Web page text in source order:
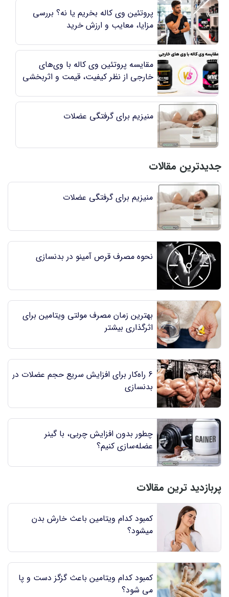
پروتئین وی کاله بخریم یا نه؟ بررسی
مزایا، معایب و ارزش خرید
مقایسه پروتئین وی کاله با وی‌های
خارجی از نظر کیفیت، قیمت و اثربخشی
منیزیم برای گرفتگی عضلات
جدیدترین مقالات
منیزیم برای گرفتگی عضلات
نحوه مصرف قرص آمینو در بدنسازی
بهترین زمان مصرف مولتی ویتامین برای
اثرگذاری بیشتر
6 راه‌کار برای افزایش سریع حجم عضلات در
بدنسازی
چطور بدون افزایش چربی، با گینر
عضله‌سازی کنیم؟
پربازدید ترین مقالات
کمبود کدام ویتامین باعث خارش بدن
میشود؟
کمبود کدام ویتامین باعث گزگز دست و پا
می شود؟